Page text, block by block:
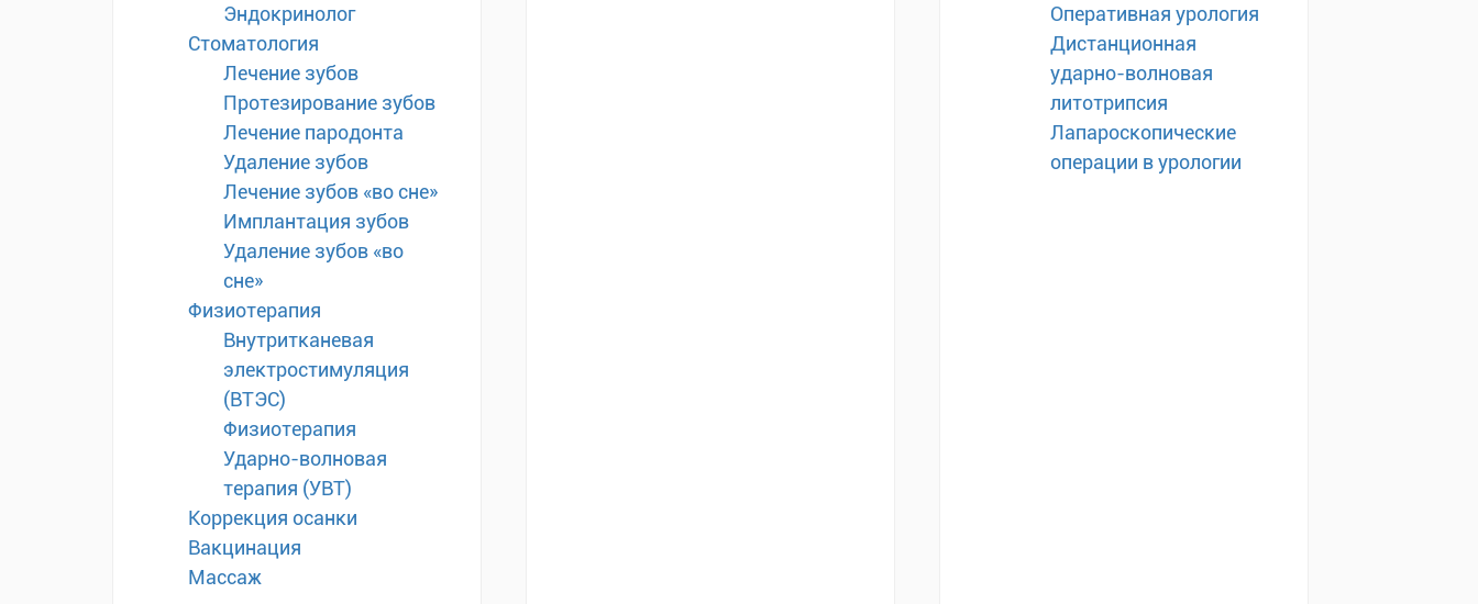
Эндокринолог
Стоматология
Лечение зубов
Протезирование зубов
Лечение пародонта
Удаление зубов
Лечение зубов «во сне»
Имплантация зубов
Удаление зубов «во
сне»
Физиотерапия
Внутритканевая
электростимуляция
(ВТЭС)
Физиотерапия
Ударно-волновая
терапия (УВТ)
Коррекция осанки
Вакцинация
Массаж
Оперативная урология
Дистанционная
ударно-волновая
литотрипсия
Лапароскопические
операции в урологии